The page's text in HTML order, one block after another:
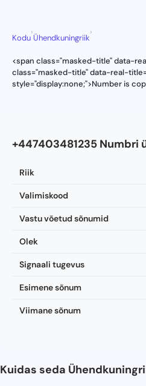
Kodu
›
Ühendkuningriik
›
<span class="masked-title" data-
class="masked-title" data-real-
style="display:none;">Number is
+447403481235 Numbri
Riik
Valimiskood
Vastu võetud sõnumid
Olek
Signaali tugevus
Esimene sõnum
Viimane sõnum
Kuidas seda